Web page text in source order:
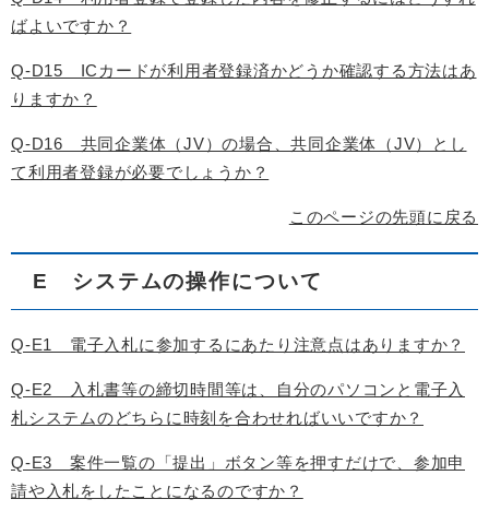
ばよいですか？
Q-D15 ICカードが利用者登録済かどうか確認する方法はあ
りますか？
Q-D16 共同企業体（JV）の場合、共同企業体（JV）とし
て利用者登録が必要でしょうか？
このページの先頭に戻る
E システムの操作について
Q-E1 電子入札に参加するにあたり注意点はありますか？
Q-E2 入札書等の締切時間等は、自分のパソコンと電子入
札システムのどちらに時刻を合わせればいいですか？
Q-E3 案件一覧の「提出」ボタン等を押すだけで、参加申
請や入札をしたことになるのですか？